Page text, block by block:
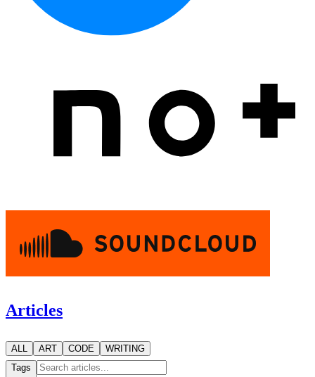
Articles
ALL ART CODE
WRITING
Tags